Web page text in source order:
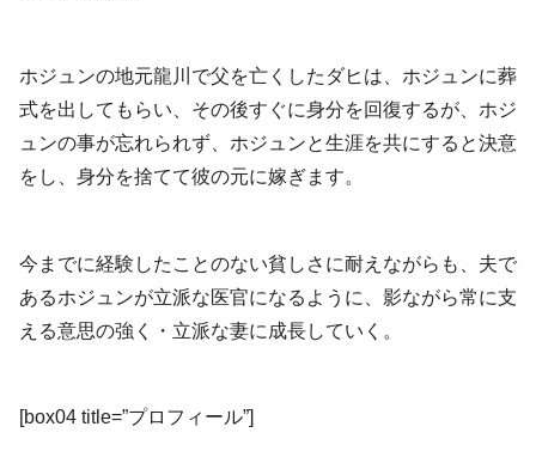
ホジュンの地元龍川で父を亡くしたダヒは、ホジュンに葬
式を出してもらい、その後すぐに身分を回復するが、ホジ
ュンの事が忘れられず、ホジュンと生涯を共にすると決意
をし、身分を捨てて彼の元に嫁ぎます。
今までに経験したことのない貧しさに耐えながらも、夫で
あるホジュンが立派な医官になるように、影ながら常に支
える意思の強く・立派な妻に成長していく。
[box04 title=”プロフィール”]